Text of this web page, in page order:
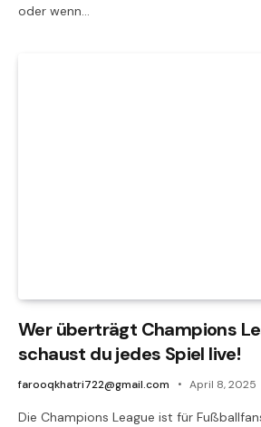
oder wenn…
Wer überträgt Champions
schaust du jedes Spiel live!
farooqkhatri722@gmail.com April 8, 2025
Die Champions League ist für